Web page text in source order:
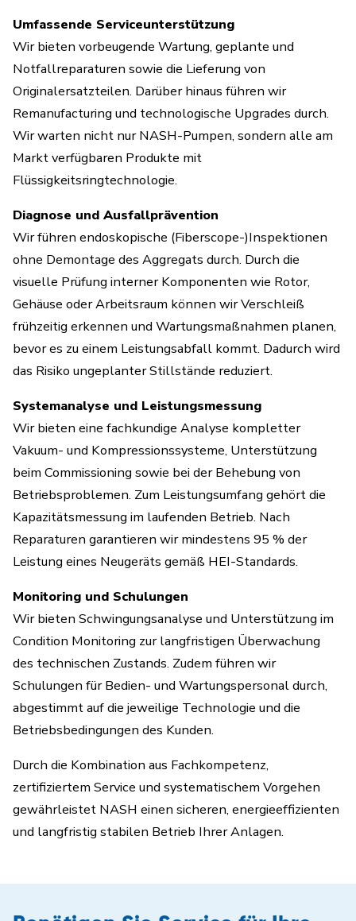
Umfassende Serviceunterstützung
Wir bieten vorbeugende Wartung, geplante und
Notfallreparaturen sowie die Lieferung von
Originalersatzteilen. Darüber hinaus führen wir
Remanufacturing und technologische Upgrades durch.
Wir warten nicht nur NASH-Pumpen, sondern alle am
Markt verfügbaren Produkte mit
Flüssigkeitsringtechnologie.
Diagnose und Ausfallprävention
Wir führen endoskopische (Fiberscope-)Inspektionen
ohne Demontage des Aggregats durch. Durch die
visuelle Prüfung interner Komponenten wie Rotor,
Gehäuse oder Arbeitsraum können wir Verschleiß
frühzeitig erkennen und Wartungsmaßnahmen planen,
bevor es zu einem Leistungsabfall kommt. Dadurch wird
das Risiko ungeplanter Stillstände reduziert.
Systemanalyse und Leistungsmessung
Wir bieten eine fachkundige Analyse kompletter
Vakuum- und Kompressionssysteme, Unterstützung
beim Commissioning sowie bei der Behebung von
Betriebsproblemen. Zum Leistungsumfang gehört die
Kapazitätsmessung im laufenden Betrieb. Nach
Reparaturen garantieren wir mindestens 95 % der
Leistung eines Neugeräts gemäß HEI-Standards.
Monitoring und Schulungen
Wir bieten Schwingungsanalyse und Unterstützung im
Condition Monitoring zur langfristigen Überwachung
des technischen Zustands. Zudem führen wir
Schulungen für Bedien- und Wartungspersonal durch,
abgestimmt auf die jeweilige Technologie und die
Betriebsbedingungen des Kunden.
Durch die Kombination aus Fachkompetenz,
zertifiziertem Service und systematischem Vorgehen
gewährleistet NASH einen sicheren, energieeffizienten
und langfristig stabilen Betrieb Ihrer Anlagen.